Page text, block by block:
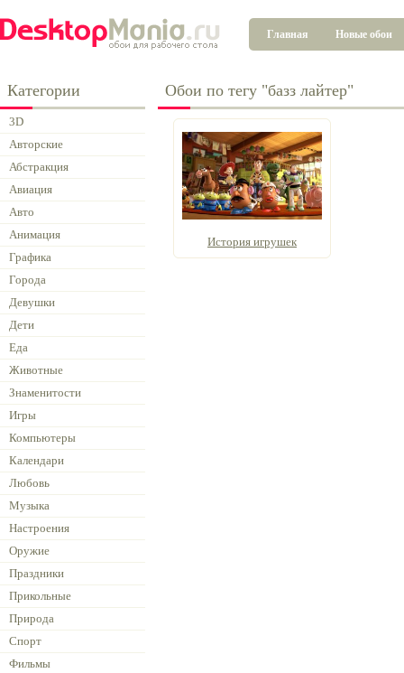
Главная Новые обои
Категории
3D
Авторские
Абстракция
Авиация
Авто
Анимация
Графика
Города
Девушки
Дети
Еда
Животные
Знаменитости
Игры
Компьютеры
Календари
Любовь
Музыка
Настроения
Оружие
Праздники
Прикольные
Природа
Спорт
Фильмы
Обои по тегу "базз лайтер"
История игрушек